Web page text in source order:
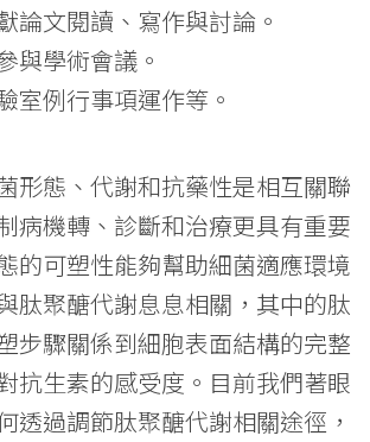
論文閱讀、寫作與討論。
與學術會議。
室例行事項運作等。
形態、代謝和抗藥性是相互關聯
病機轉、診斷和治療更具有重要
的可塑性能夠幫助細菌適應環境
肽聚醣代謝息息相關，其中的肽
步驟關係到細胞表面結構的完整
抗生素的感受度。目前我們著眼
透過調節肽聚醣代謝相關途徑，